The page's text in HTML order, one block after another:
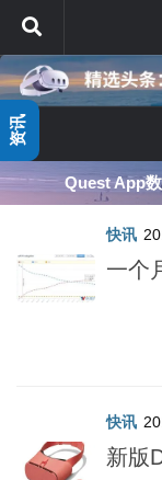
跳至内容
Quest App
快讯
一个
快讯
新版
资讯